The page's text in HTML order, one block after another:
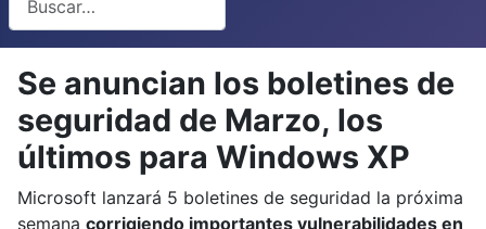
Se anuncian los boletines de
seguridad de Marzo, los
últimos para Windows XP
Microsoft lanzará 5 boletines de seguridad la próxima
semana corrigiendo importantes vulnerabilidades en